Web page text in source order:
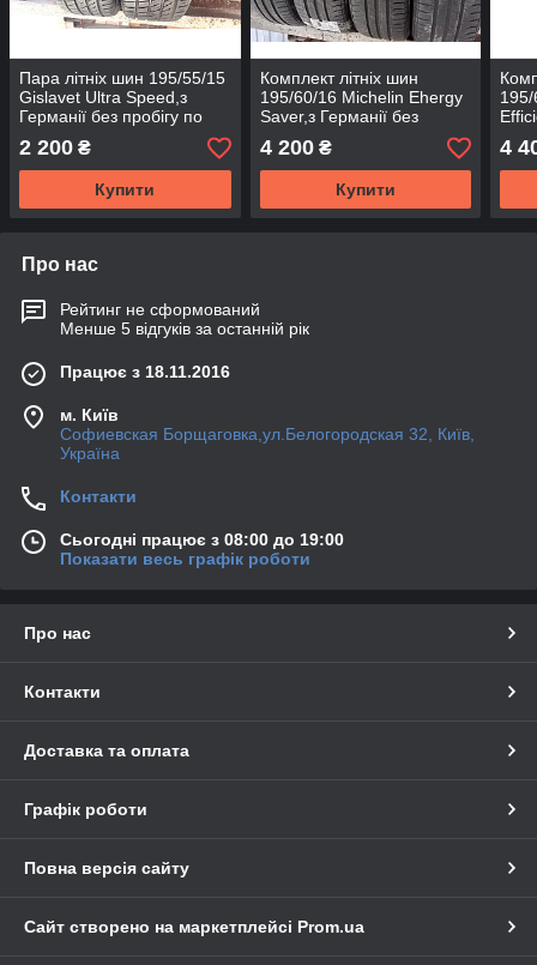
Пара літніх шин 195/55/15
Gislavet Ultra Speed,з
Германії без пробігу по
Україні
2 200 ₴
Купити
Комплект літніх шин
195/60/16 Michelin Ehergy
Saver,з Германії без
пробігу по Україні
4 200₴
Купити
4
Про нас
Рейтинг не сформований
Менше 5 відгуків за останній рік
Працює з 18.11.2016
м. Київ
Софиевская Борщаговка,ул.Белогородская 32, Київ,
Україна
Контакти
Сьогодні працює з 08:00 до 19:00
Показати весь графік роботи
Про нас
Контакти
Доставка та оплата
Графік роботи
Повна версія сайту
Сайт створено на маркетплейсі Prom.ua